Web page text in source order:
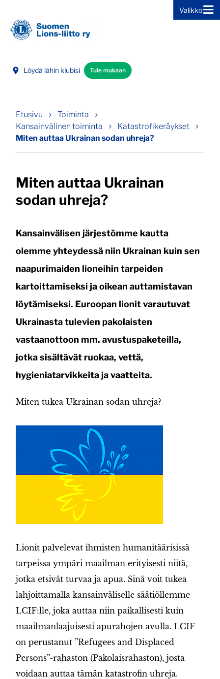
Valikko
Löydä lähin klubisi Tule mukaan
Etusivu
Toiminta
Kansainvälinen toiminta
Katastrofikeräykset
Miten auttaa Ukrainan sodan uhreja?
Miten auttaa Ukrainan
sodan uhreja?
Kansainvälisen järjestömme kautta
olemme yhteydessä niin Ukrainan kuin sen
naapurimaiden lioneihin tarpeiden
kartoittamiseksi ja oikean auttamistavan
löytämiseksi. Euroopan lionit varautuvat
Ukrainasta tulevien pakolaisten
vastaanottoon mm. avustuspaketeilla,
jotka sisältävät ruokaa, vettä,
hygieniatarvikkeita ja vaatteita.
Miten tukea Ukrainan sodan uhreja?
Lionit palvelevat ihmisten humanitäärisissä
tarpeissa ympäri maailman erityisesti niitä,
jotka etsivät turvaa ja apua. Sinä voit tukea
lahjoittamalla kansainväliselle säätiöllemme
LCIF:lle, joka auttaa niin paikallisesti kuin
maailmanlaajuisesti apurahojen avulla. LCIF
on perustanut ”Refugees and Displaced
Persons”-rahaston (Pakolaisrahaston), josta
voidaan auttaa tämän katastrofin uhreja.